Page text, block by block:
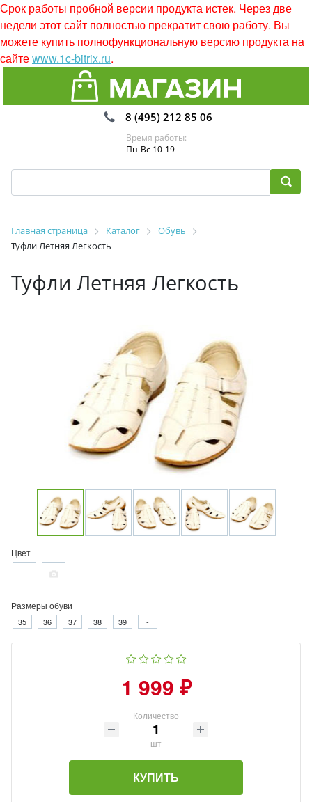
Срок работы пробной версии продукта истек. Через две
недели этот сайт полностью прекратит свою работу. Вы
можете купить полнофункциональную версию продукта на
сайтеwww.1c-bitrix.ru.
8 (495) 212 85 06
Время работы:
Пн-Вс 10-19
Главная страница Каталог
Обувь
Туфли Летняя Легкость
Туфли Летняя Легкость
Цвет
Размеры обуви
35 36 37 38 39 -
1 999 ₽
Количество
шт
КУПИТЬ